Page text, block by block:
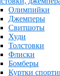
Олимпийки
Джемперы
Свитшоты
Худи
Толстовки
Флиски
Бомберы
Куртки